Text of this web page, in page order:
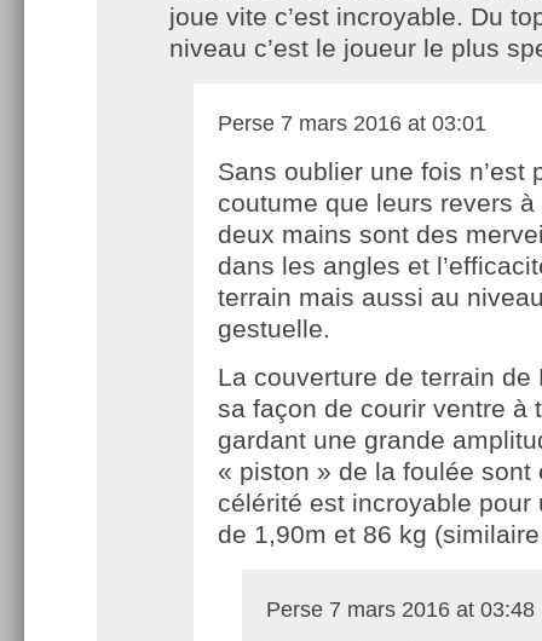
joue vite c’est incroyable. Du
niveau c’est le joueur le plus
Perse 7 mars 2016 at 03:01
Sans oublier une fois n’est
coutume que leurs revers à
deux mains sont des
dans les angles et
terrain mais aussi au
gestuelle.
La couverture de terrain de
sa façon de courir ventre à
gardant une grande
« piston » de la foulée sont
célérité est incroyable pour
de 1,90m et 86 kg
Perse 7 mars 2016 at 03:48